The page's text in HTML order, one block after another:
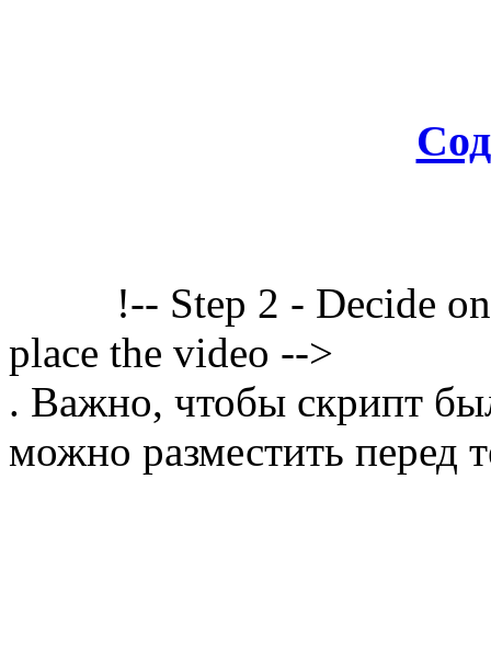
!-- Step 2 - Decide
place the video -->
. Важно, чтобы скрипт
можно разместить перед